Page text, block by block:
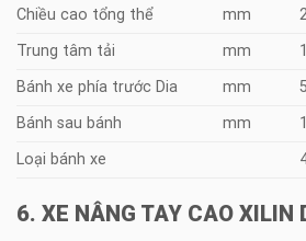
Chiều cao tổng thể mm
Trung tâm tải
mm
Bánh xe phía trước Dia
mm
Bánh sau bánh
mm
Loại bánh xe
6. XE NÂNG TAY CAO XILIN